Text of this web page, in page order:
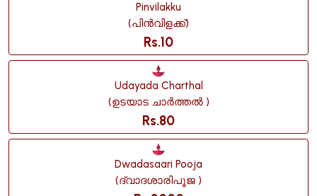
Pinvilakku
(പിൻവിളക്ക്)
Rs.10
Udayada Charthal
(ഉടയാട ചാർത്തൽ )
Rs.80
Dwadasaari Pooja
(ദ്വാദശാരിപൂജ )